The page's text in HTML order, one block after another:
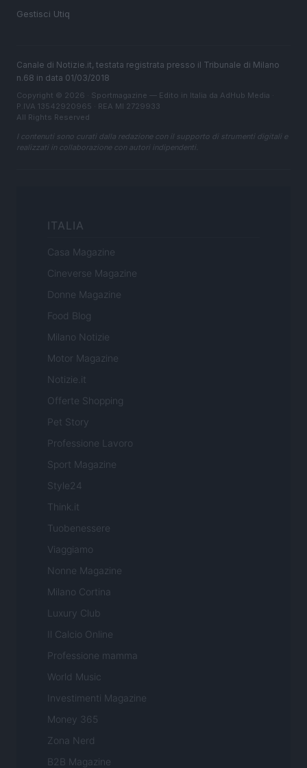
Gestisci Utiq
Canale di Notizie.it, testata registrata presso il Tribunale di Milano
n.68 in data 01/03/2018
Copyright © 2026 · Sportmagazine — Edito in Italia da AdHub Media
P.IVA 13542920965 · REA MI 2729933
All Rights Reserved
I contenuti sono curati dalla redazione con il supporto di strumenti digitali e
realizzati in collaborazione con autori indipendenti.
ITALIA
Casa Magazine
Cineverse Magazine
Donne Magazine
Food Blog
Milano Notizie
Motor Magazine
Notizie.it
Offerte Shopping
Pet Story
Professione Lavoro
Sport Magazine
Style24
Think.it
Tuobenessere
Viaggiamo
Nonne Magazine
Milano Cortina
Luxury Club
Il Calcio Online
Professione mamma
World Music
Investimenti Magazine
Money 365
Zona Nerd
B2B Magazine